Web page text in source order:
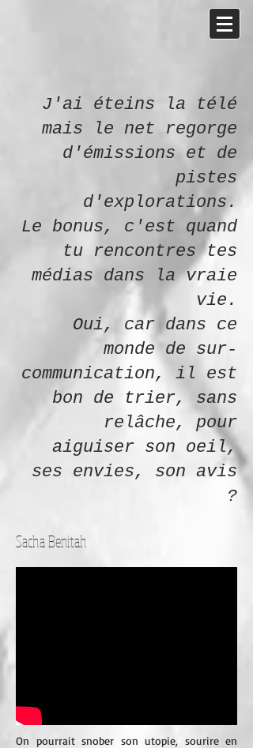
J'ai éteins la télé
mais le net regorge
d'émissions et de
pistes
d'explorations.
Le bonus, c'est quand
tu rencontres tes
médias dans la vraie
vie.
Oui, car dans ce
monde de sur-
communication, il est
bon de trier, sans
relâche, pour
aiguiser son oeil,
ses envies, son avis
?
Sacha Benitah
On pourrait snober son utopie, sourire en